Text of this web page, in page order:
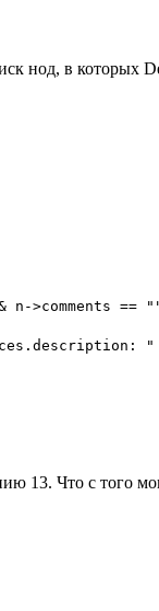
нод, в которых
==
"
13. Что с того